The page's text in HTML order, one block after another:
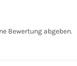
Bewertung abgeben.